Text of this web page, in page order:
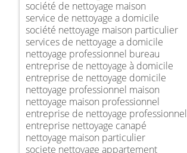
société de nettoyage maison
service de nettoyage a domicile
société nettoyage maison particulier
services de nettoyage a domicile
nettoyage professionnel bureau
entreprise de nettoyage à domicile
entreprise de nettoyage domicile
nettoyage professionnel maison
nettoyage maison professionnel
entreprise de nettoyage professionnel
entreprise nettoyage canapé
nettoyage maison particulier
societe nettoyage appartement